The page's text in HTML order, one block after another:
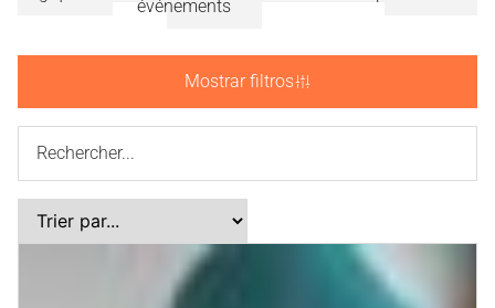
événements
Mostrar filtros